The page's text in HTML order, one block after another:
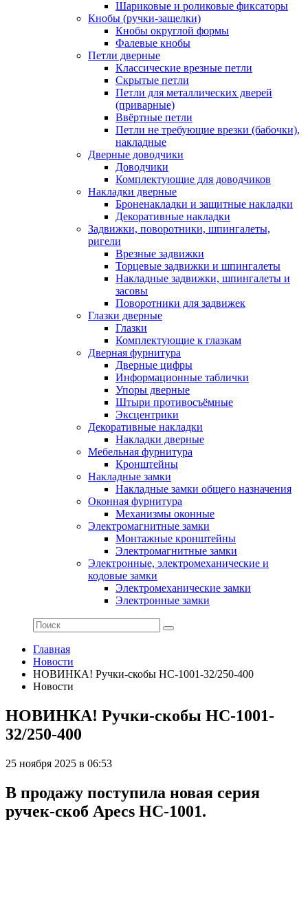
Шариковые и роликовые фиксаторы
Кнобы (ручки-защелки)
Кнобы округлой формы
Фалевые кнобы
Петли дверные
Классические врезные петли
Скрытые петли
Петли для металлических дверей
(приварные)
Ввёртные петли
Петли не требующие врезки (бабочки),
накладные
Дверные доводчики
Доводчики
Комплектующие для доводчиков
Накладки дверные
Броненакладки и защитные накладки
Декоративные накладки
Задвижки, поворотники, шпингалеты,
ригели
Врезные задвижки
Торцевые задвижки и шпингалеты
Накладные задвижки, шпингалеты и
засовы
Поворотники для задвижек
Глазки дверные
Глазки
Комплектующие к глазкам
Дверная фурнитура
Дверные цифры
Информационные таблички
Упоры дверные
Штыри противосъёмные
Эксцентрики
Декоративные накладки
Накладки дверные
Мебельная фурнитура
Кронштейны
Накладные замки
Накладные замки общего назначения
Оконная фурнитура
Механизмы оконные
Электромагнитные замки
Монтажные кронштейны
Электромагнитные замки
Электронные, электромеханические и
кодовые замки
Электромеханические замки
Электронные замки
Главная
Новости
НОВИНКА! Ручки-скобы HC-1001-32/250-400
Новости
НОВИНКА! Ручки-скобы HC-1001-
32/250-400
25 ноября 2025 в 06:53
В продажу поступила новая серия
ручек-скоб Apecs HC-1001.